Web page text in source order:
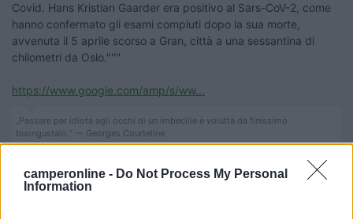
camperonline - Do Not Process My Personal
Information
Covid. Hans Kristian Gaarder era positivo al Sars-CoV-2, come
hanno confermato gli esami compiuti dopo la sua morte,
avvenuta il 5 aprile scorso a Gran, città a una sessantina di
chilometri da Oslo."''''
https://www.google.com/amp/s/ww...
„Passare per idiota agli occhi di un imbecille è voluttà da finissimo
buongustaio.“ — Georges Courteline
jana